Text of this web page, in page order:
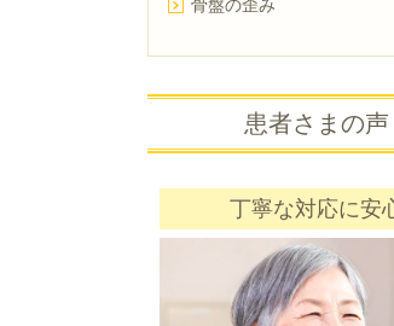
骨盤の歪み
患者さまの声
丁寧な対応に安